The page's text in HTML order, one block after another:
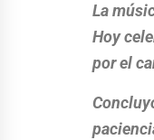
La
Hoy
por el